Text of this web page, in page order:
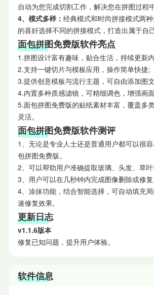
自动为您完成切割工作，解决您在拼图过程
4、模式多样： 经典模式和时尚拼接模式两
的喜好选择不同的拼接模式，打造出属于自
面包拼图免费版软件亮点
1.拼图设计富有趣味，贴合生活，持续更新
2.支持一键切片与模板应用，操作简单快捷;
3.提供创意模板与流行主题，可自由添加图
4.内置多种质感滤镜，可精细调色，增强画
5.面包拼图免费版的贴纸素材丰富，覆盖多
灵活。
面包拼图免费版软件测评
1、无论是专业人士还是普通用户都可以很
包拼图免费版。
2、可以帮助用户准确提取玻璃、头发、草叶
3、用户可以在几秒钟内完成图像删除或修复
4、涂抹功能，结合智能选择，可自动填充
速修复效果。
更新日志
v1.1.6版本
修复已知问题，提升用户体验。
软件信息